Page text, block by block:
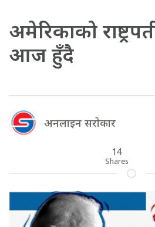
अमेरिकाको
आज हुँदै
अनलाइन सराेकार
14
Shares